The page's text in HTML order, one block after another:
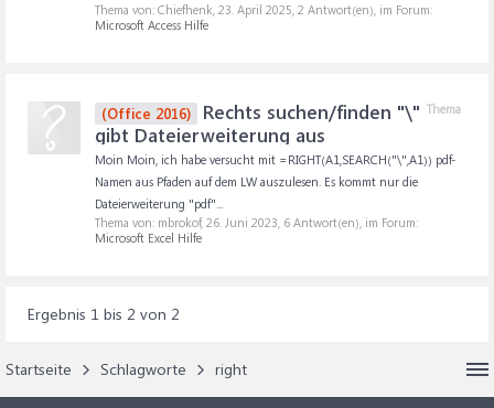
Thema von: Chiefhenk, 23. April 2025, 2 Antwort(en), im Forum:
Microsoft Access Hilfe
Thema
(Office 2016)
Rechts suchen/finden "\"
gibt Dateierweiterung aus
Moin Moin, ich habe versucht mit =RIGHT(A1,SEARCH("\",A1)) pdf-
Namen aus Pfaden auf dem LW auszulesen. Es kommt nur die
Dateierweiterung "pdf"...
Thema von: mbrokof, 26. Juni 2023, 6 Antwort(en), im Forum:
Microsoft Excel Hilfe
Ergebnis 1 bis 2 von 2
Startseite Schlagworte right